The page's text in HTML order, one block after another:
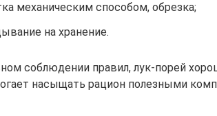
механическим способом, обрезка;
на хранение.
соблюдении правил, лук-порей
насыщать рацион полезными